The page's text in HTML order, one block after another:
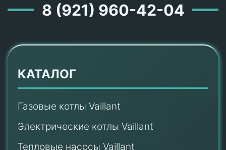
8 (921) 960-42-04
КАТАЛОГ
Газовые котлы Vaillant
Электрические котлы Vaillant
Тепловые насосы Vaillant